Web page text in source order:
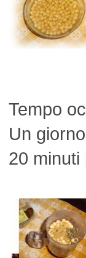
Tempo
Un
20